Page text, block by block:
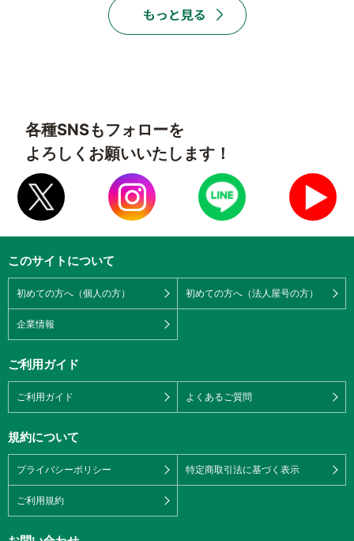
各種SNSもフォローを
よろしくお願いいたします！
このサイトについて
初めての方へ（個人の方） 初めての方へ（法人屋号の方）
企業情報
ご利用ガイド
ご利用ガイド よくあるご質問
規約について
プライバシーポリシー 特定商取引法に基づく表示
ご利用規約